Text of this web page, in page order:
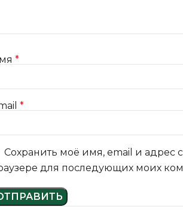
*
*
Сохранить моё имя, email и адрес
для последующих моих